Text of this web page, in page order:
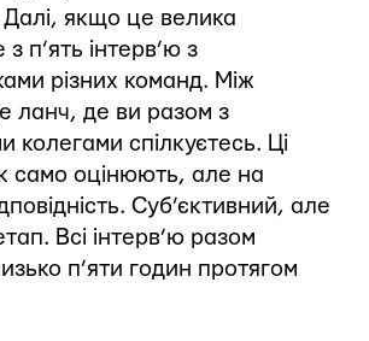
якщо це велика
п’ять інтерв’ю з
різних команд. Між
ланч, де ви разом з
колегами спілкуєтесь. Ці
само оцінюють, але на
Суб’єктивний, але
Всі інтерв’ю разом
п’яти годин протягом